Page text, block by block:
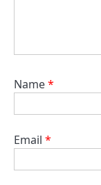
Name*
Email *